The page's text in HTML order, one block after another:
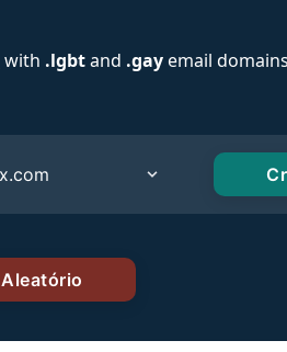
with .lgbtand .gayemail